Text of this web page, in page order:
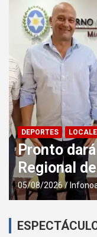
LOCALES
La
pozo de
más de
05/08/2026